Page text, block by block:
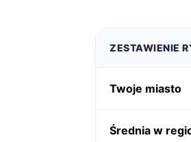
ZESTAWIENIE
Twoje miasto
Średnia w